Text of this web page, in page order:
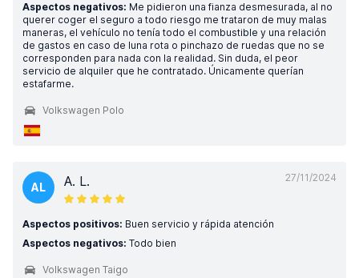
Aspectos negativos: Me pidieron una fianza desmesurada, al no
querer coger el seguro a todo riesgo me trataron de muy malas
maneras, el vehículo no tenía todo el combustible y una relación
de gastos en caso de luna rota o pinchazo de ruedas que no se
corresponden para nada con la realidad. Sin duda, el peor
servicio de alquiler que he contratado. Únicamente querían
estafarme.
Volkswagen Polo
27/11/2024
AL A. L.
Aspectos positivos: Buen servicio y rápida atención
Aspectos negativos: Todo bien
Volkswagen Taigo